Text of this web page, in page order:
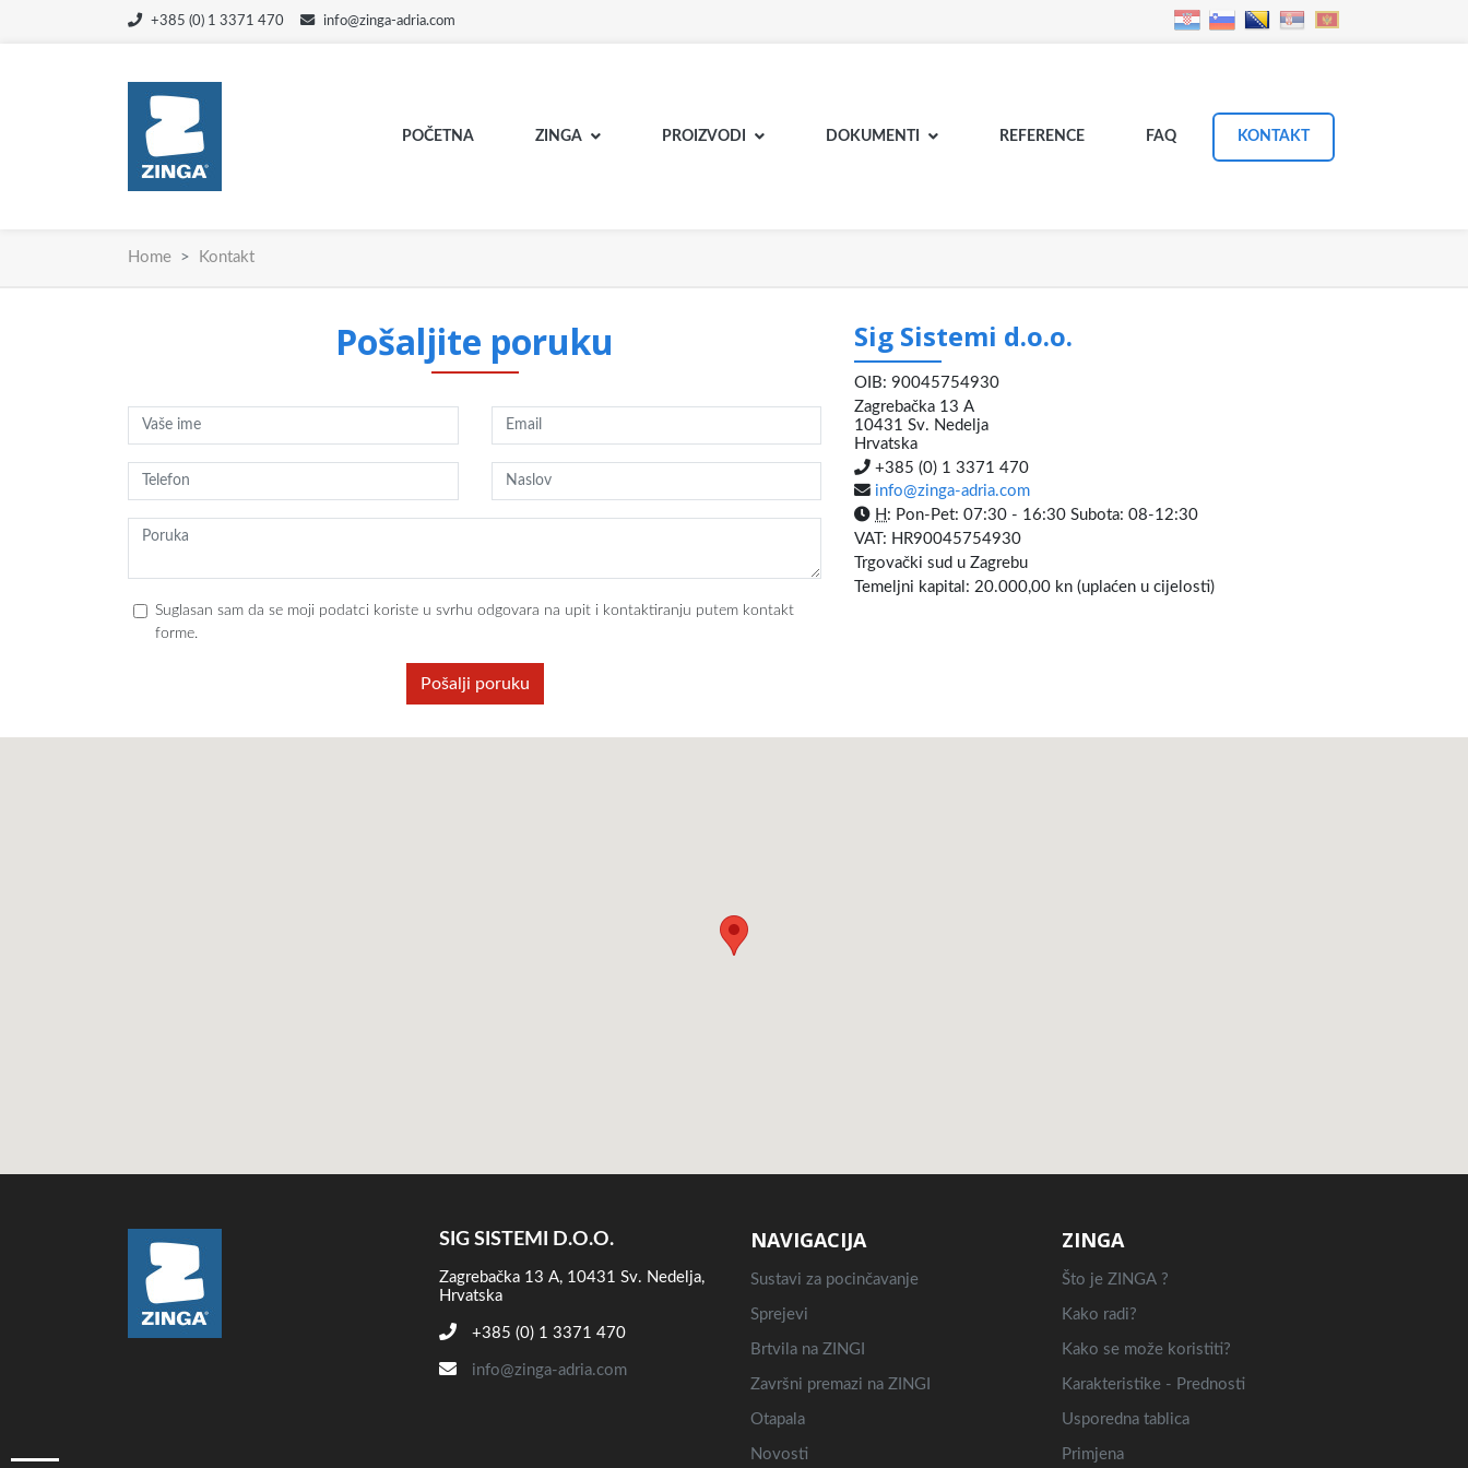
+385 (0) 1 3371 470 info@zinga-adria.com
POČETNA ZINGA PROIZVODI DOKUMENTI REFERENCE FAQ KONTAKT
Home Kontakt
Pošaljite poruku
Suglasan sam da se moji podatci koriste u svrhu odgovara na upit i kontaktiranju putem kontakt
forme.
Pošalji poruku
Sig Sistemi d.o.o.
OIB: 90045754930
Zagrebačka 13 A
10431 Sv. Nedelja
Hrvatska
+385 (0) 1 3371 470
info@zinga-adria.com
H : Pon-Pet: 07:30 - 16:30 Subota: 08-12:30
VAT: HR90045754930
Trgovački sud u Zagrebu
Temeljni kapital: 20.000,00 kn (uplaćen u cijelosti)
SIG SISTEMI D.O.O.
Zagrebačka 13 A, 10431 Sv. Nedelja,
Hrvatska
+385 (0) 1 3371 470
info@zinga-adria.com
NAVIGACIJA
Sustavi za pocinčavanje
Sprejevi
Brtvila na ZINGI
Završni premazi na ZINGI
Otapala
Novosti
ZINGA
Što je ZINGA ?
Kako radi?
Kako se može koristiti?
Karakteristike - Prednosti
Usporedna tablica
Primjena